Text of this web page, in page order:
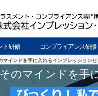
ト研修 コンプライアンス研修
マインドを手に入れるインプレッションセ
そのマインドを手